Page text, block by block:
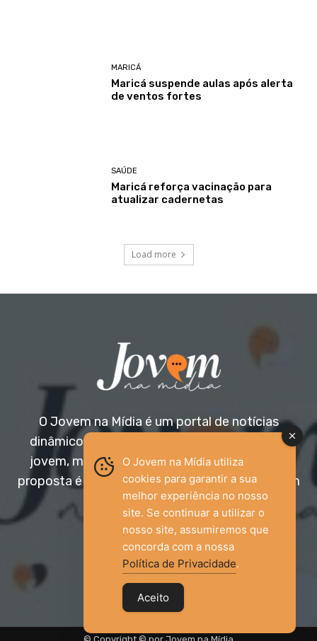
MARICÁ
Maricá suspende aulas após alerta
de ventos fortes
SAÚDE
Maricá reforça vacinação para
atualizar cadernetas
Load more
O Jovem na Mídia é um portal de notícias
dinâmico e acessível, voltado para o público
jovem, mas aberto a todas as idades. Nossa
proposta é trazer informação relevante com um
olhar diferenciado.
Entre em contato:
jovemnamidia2017@gmail.com
O Jovem na Mídia utiliza
cookies para garantir a sua
melhor experiência no nosso
site. Se continuar a utilizar o
nosso site, assumiremos que
concorda com a nossa
Política de Privacidade.
Aceito